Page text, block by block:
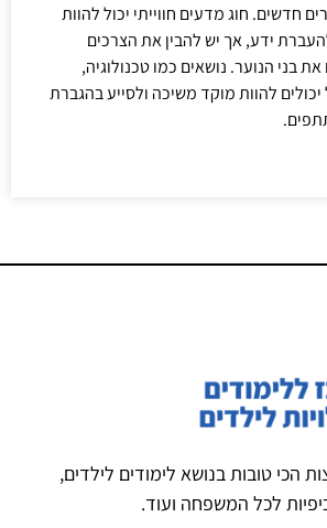
חדשים. חוג מדעים חווייתי יכול להוות
ידע, אך יש להבין את הצרכים
בני הנוער. נושאים כמו טכנולוגיה,
להוות מוקד משיכה ולסייע בהגברת
הכי טובות בנושא לימודים לילדים,
לכל המשפחה ועוד.